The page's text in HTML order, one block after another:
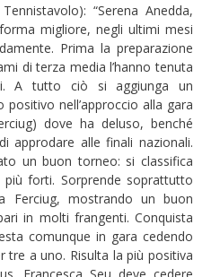
“Serena Anedda,
migliore, negli ultimi mesi
Prima la preparazione
di terza media l’hanno tenuta
A tutto ciò si aggiunga un
nell’approccio alla gara
dove ha deluso, benché
approdare alle finali nazionali.
un buon torneo: si classifica
forti. Sorprende soprattutto
Ferciug, mostrando un buon
in molti frangenti. Conquista
comunque in gara cedendo
tre a uno. Risulta la più positiva